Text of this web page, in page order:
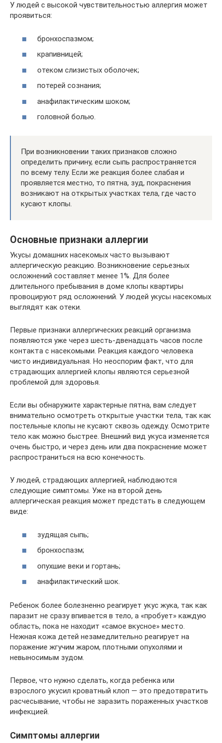
У людей с высокой чувствительностью аллергия может
проявиться:
бронхоспазмом;
крапивницей;
отеком слизистых оболочек;
потерей сознания;
анафилактическим шоком;
головной болью.
При возникновении таких признаков сложно
определить причину, если сыпь распространяется
по всему телу. Если же реакция более слабая и
проявляется местно, то пятна, зуд, покраснения
возникают на открытых участках тела, где часто
кусают клопы.
Основные признаки аллергии
Укусы домашних насекомых часто вызывают
аллергическую реакцию. Возникновение серьезных
осложнений составляет менее 1%. Для более
длительного пребывания в доме клопы квартиры
провоцируют ряд осложнений. У людей укусы насекомых
выглядят как отеки.
Первые признаки аллергических реакций организма
появляются уже через шесть-двенадцать часов после
контакта с насекомыми. Реакция каждого человека
чисто индивидуальная. Но неоспорим факт, что для
страдающих аллергией клопы являются серьезной
проблемой для здоровья.
Если вы обнаружите характерные пятна, вам следует
внимательно осмотреть открытые участки тела, так как
постельные клопы не кусают сквозь одежду. Осмотрите
тело как можно быстрее. Внешний вид укуса изменяется
очень быстро, и через день или два покраснение может
распространиться на всю конечность.
У людей, страдающих аллергией, наблюдаются
следующие симптомы. Уже на второй день
аллергическая реакция может предстать в следующем
виде:
зудящая сыпь;
бронхоспазм;
опухшие веки и гортань;
анафилактический шок.
Ребенок более болезненно реагирует укус жука, так как
паразит не сразу впивается в тело, а «пробует» каждую
область, пока не находит «самое вкусное» место.
Нежная кожа детей незамедлительно реагирует на
поражение жгучим жаром, плотными опухолями и
невыносимым зудом.
Первое, что нужно сделать, когда ребенка или
взрослого укусил кроватный клоп — это предотвратить
расчесывание, чтобы не заразить пораженных участков
инфекцией.
Симптомы аллергии